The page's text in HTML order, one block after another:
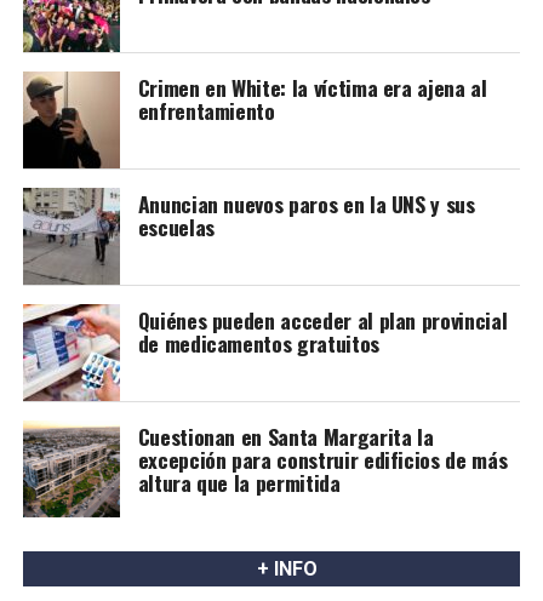
Crimen en White: la víctima era ajena al
enfrentamiento
Anuncian nuevos paros en la UNS y sus
escuelas
Quiénes pueden acceder al plan provincial
de medicamentos gratuitos
Cuestionan en Santa Margarita la
excepción para construir edificios de más
altura que la permitida
+ INFO